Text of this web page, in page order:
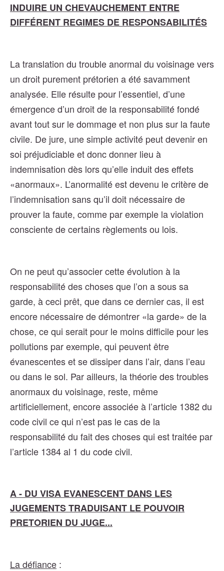
INDUIRE UN CHEVAUCHEMENT ENTRE
DIFFÉRENT REGIMES DE RESPONSABILITÉS
La translation du trouble anormal du voisinage vers
un droit purement prétorien a été savamment
analysée. Elle résulte pour l’essentiel, d’une
émergence d’un droit de la responsabilité fondé
avant tout sur le dommage et non plus sur la faute
civile. De jure, une simple activité peut devenir en
soi préjudiciable et donc donner lieu à
indemnisation dès lors qu’elle induit des effets
«anormaux». L’anormalité est devenu le critère de
l’indemnisation sans qu’il doit nécessaire de
prouver la faute, comme par exemple la violation
consciente de certains règlements ou lois.
On ne peut qu’associer cette évolution à la
responsabilité des choses que l’on a sous sa
garde, à ceci prêt, que dans ce dernier cas, il est
encore nécessaire de démontrer «la garde» de la
chose, ce qui serait pour le moins difficile pour les
pollutions par exemple, qui peuvent être
évanescentes et se dissiper dans l’air, dans l’eau
ou dans le sol. Par ailleurs, la théorie des troubles
anormaux du voisinage, reste, même
artificiellement, encore associée à l’article 1382 du
code civil ce qui n’est pas le cas de la
responsabilité du fait des choses qui est traitée par
l’article 1384 al 1 du code civil.
A - DU VISA EVANESCENT DANS LES
JUGEMENTS TRADUISANT LE POUVOIR
PRETORIEN DU JUGE...
La défiance :